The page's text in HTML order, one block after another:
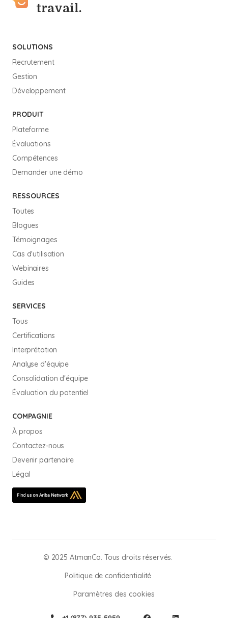
travail.
SOLUTIONS
Recrutement
Gestion
Développement
PRODUIT
Plateforme
Évaluations
Compétences
Demander une démo
RESSOURCES
Toutes
Blogues
Témoignages
Cas d'utilisation
Webinaires
Guides
SERVICES
Tous
Certifications
Interprétation
Analyse d'équipe
Consolidation d'équipe
Évaluation du potentiel
COMPAGNIE
À propos
Contactez-nous
Devenir partenaire
Légal
© 2025 AtmanCo. Tous droits réservés.
Politique de confidentialité
Paramètres des cookies